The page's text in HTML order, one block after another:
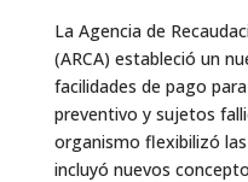
La Agencia de
(ARCA) estableció un
facilidades de pago
preventivo y sujetos
organismo flexibilizó
incluyó nuevos